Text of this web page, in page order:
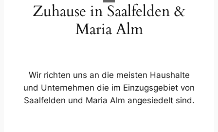
Zuhause in Saalfelden &
Maria Alm
Wir richten uns an die meisten Haushalte
und Unternehmen die im Einzugsgebiet von
Saalfelden und Maria Alm angesiedelt sind.